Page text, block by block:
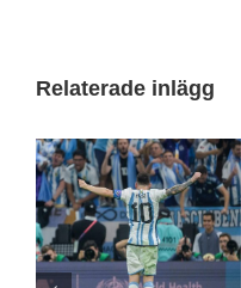
Relaterade inlägg